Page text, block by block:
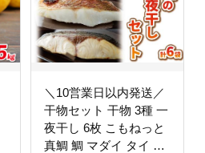
＼10営業日以内発送／
干物セット 干物 3種 一
夜干し 6枚 こもねっと
真鯛 鯛 マダイ タイ カ